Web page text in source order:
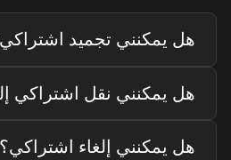
هل يمكنني تجميد
تجميد حسابهم، وذلك وفقًا لشروط
بهم. يرجى الرجوع إلى العقد الخاص
في التواصل مع فريق الدعم لدينا.
هل يمكنني نقل اشتراكي
لأهدافك، ومستوى لياقتك، وحالتك
هل يمكنني إلغاء اشتراكي؟